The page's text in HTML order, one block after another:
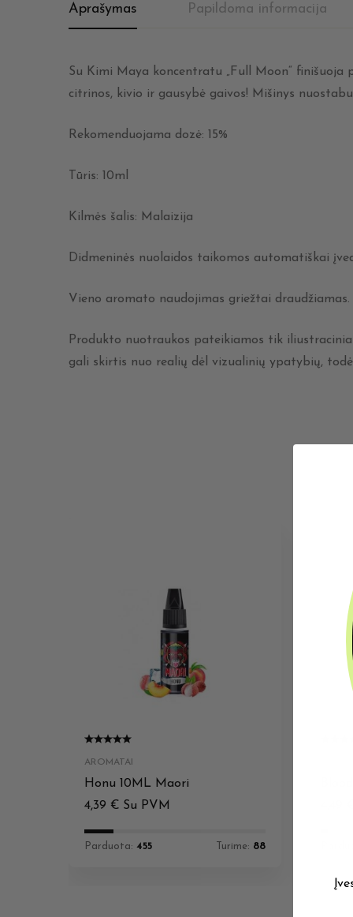
Aprašymas Papildoma informacija
Su Kimi Maya koncentratu „Full Moon“
citrinos, kivio ir gausybė gaivos! Mišinys
Rekomenduojama dozė: 15%
Tūris: 10ml
Kilmės šalis: Malaizija
Didmeninės nuolaidos taikomos automatiškai
Vieno aromato naudojimas griežtai draudžiamas.
Produkto nuotraukos pateikiamos tik
gali skirtis nuo realių dėl vizualinių ypatybių,
AROMATAI
Honu 10ML Maori
4,39 € Su PVM
Parduota: 455 Turime: 88